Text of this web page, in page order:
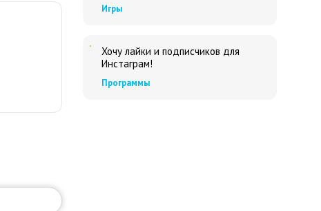
Игры
Хочу лайки и подписчиков для
Инстаграм!
Программы